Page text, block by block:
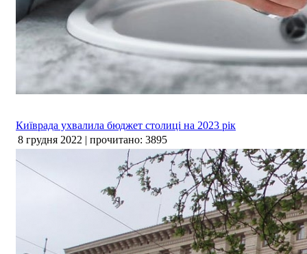
Київрада ухвалила бюджет столиці на 2023 рік
8 грудня 2022 | прочитано: 3895